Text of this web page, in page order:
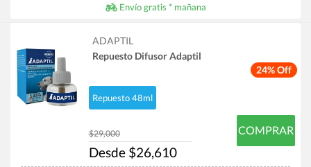
Envío gratis * mañana
24% Off
ADAPTIL
Repuesto Difusor Adaptil
Repuesto 48ml
$29,000
Desde $26,610
COMPRAR